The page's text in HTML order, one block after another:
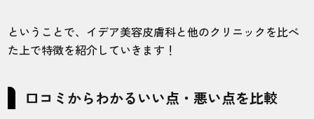
ということで、イデア美容皮膚科と他のクリニックを比べ
た上で特徴を紹介していきます！
口コミからわかるいい点・悪い点を比較